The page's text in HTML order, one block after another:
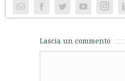
Lascia un commento